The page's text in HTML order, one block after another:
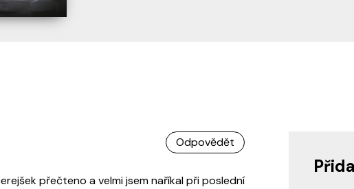
přečteno a velmi jsem naříkal při poslední
Odpovědět